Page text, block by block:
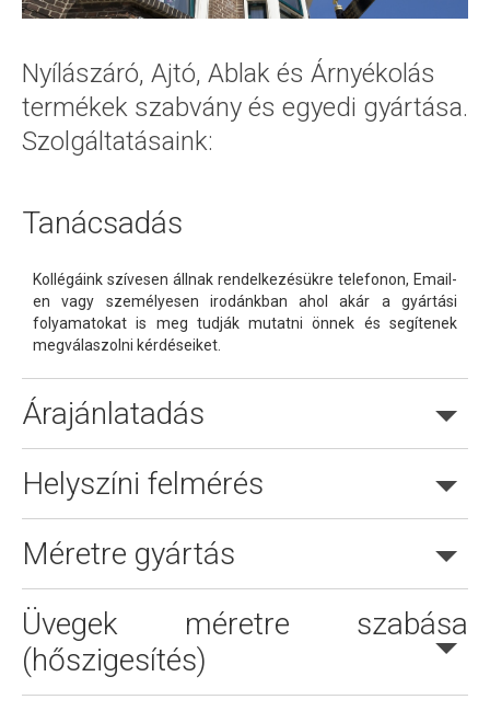
Nyílászáró, Ajtó, Ablak és Árnyékolás
termékek szabvány és egyedi gyártása.
Szolgáltatásaink:
Tanácsadás
Kollégáink szívesen állnak rendelkezésükre telefonon, Email-
en vagy személyesen irodánkban ahol akár a gyártási
folyamatokat is meg tudják mutatni önnek és segítenek
megválaszolni kérdéseiket.
Árajánlatadás
Online árajánlatkérés is lehetséges.
Helyszíni felmérés
Méretre gyártás
Üvegek méretre szabása
(hőszigesítés)